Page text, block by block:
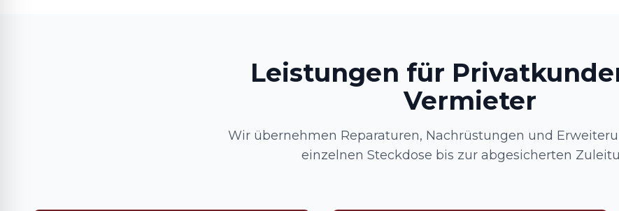
Leistungen für
Vermieter
Wir übernehmen Reparaturen, Nachrüstungen und
einzelnen Steckdose bis zur abgesicherten